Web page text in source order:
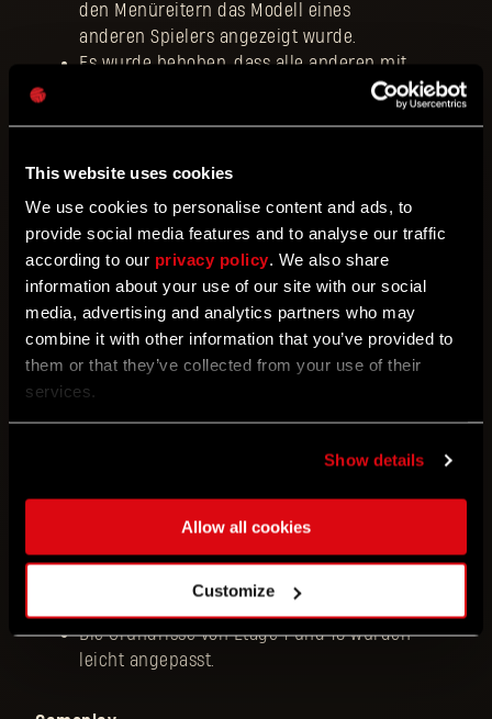
This website uses cookies
We use cookies to personalise content and ads, to
provide social media features and to analyse our traffic
according to our privacy policy. We also share
information about your use of our site with our social
media, advertising and analytics partners who may
combine it with other information that you’ve provided to
them or that they’ve collected from your use of their
services.
Show details
Allow all cookies
Customize
den Menüreitern das Modell eines
anderen Spielers angezeigt wurde.
Es wurde behoben, dass alle anderen mit
Turm-Überfall
Es wurde behoben, dass die Taste zum
Öffnen des Inventars am Controller nur
einmal funktionierte und dann für den
restlichen Durchlauf nichts mehr
bewirkte.
Es wurde behoben, dass unterschiedliche
Strings und Tasten für das Verbessern
von Entwürfen zugewiesen waren.
Rennanimation nicht ausführten, wenn
auf ihrem Weg Lampen waren.
Es wurde behoben, dass Waffen
manchmal beim Springen in der
Die Grundrisse von Etage 1 und 18 wurden
leicht angepasst.